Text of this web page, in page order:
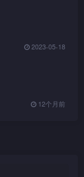
2023-05-18
12个月前